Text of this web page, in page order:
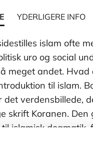
YDERLIGERE INFO
islam ofte
uro og social
meget andet. Hvad
til islam.
verdensbillede,
skrift Koranen. Den
islamisk dogmatik,
nuanceret billede